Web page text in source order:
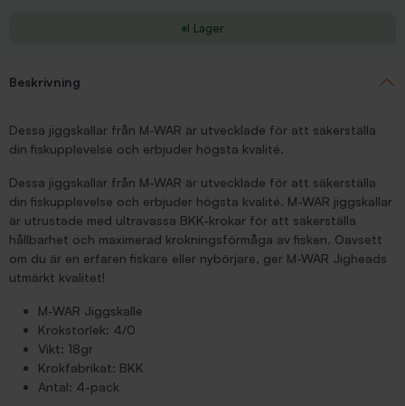
I Lager
Beskrivning
Dessa jiggskallar från M-WAR är utvecklade för att säkerställa
din fiskupplevelse och erbjuder högsta kvalité.
Dessa jiggskallar från M-WAR är utvecklade för att säkerställa
din fiskupplevelse och erbjuder högsta kvalité. M-WAR jiggskallar
är utrustade med ultravassa BKK-krokar för att säkerställa
hållbarhet och maximerad krokningsförmåga av fisken. Oavsett
om du är en erfaren fiskare eller nybörjare, ger M-WAR Jigheads
utmärkt kvalitet!
M-WAR Jiggskalle
Krokstorlek: 4/0
Vikt: 18gr
Krokfabrikat: BKK
Antal: 4-pack